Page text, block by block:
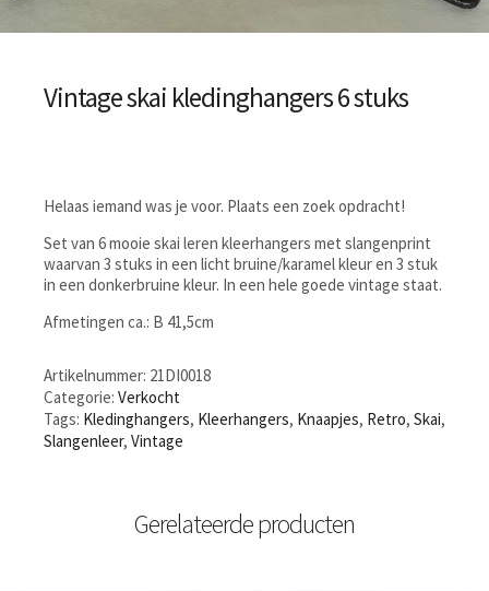
Vintage skai kledinghangers 6 stuks
Helaas iemand was je voor. Plaats een zoek opdracht!
Set van 6 mooie skai leren kleerhangers met slangenprint
waarvan 3 stuks in een licht bruine/karamel kleur en 3 stuk
in een donkerbruine kleur. In een hele goede vintage staat.
Afmetingen ca.: B 41,5cm
Artikelnummer: 21DI0018
Categorie: Verkocht
Tags: Kledinghangers, Kleerhangers, Knaapjes, Retro, Skai,
Slangenleer, Vintage
Gerelateerde producten